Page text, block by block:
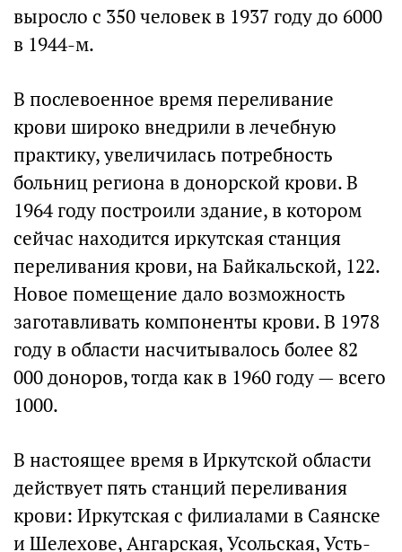
выросло с 350 человек в 1937 году до 6000
в 1944-м.
В послевоенное время переливание
крови широко внедрили в лечебную
практику, увеличилась потребность
больниц региона в донорской крови. В
1964 году построили здание, в котором
сейчас находится иркутская станция
переливания крови, на Байкальской, 122.
Новое помещение дало возможность
заготавливать компоненты крови. В 1978
году в области насчитывалось более 82
000 доноров, тогда как в 1960 году — всего
1000.
В настоящее время в Иркутской области
действует пять станций переливания
крови: Иркутская с филиалами в Саянске
и Шелехове, Ангарская, Усольская, Усть-